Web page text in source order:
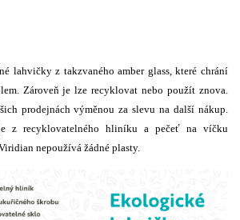
lahvičky z takzvaného amber glass, které chrání
Zároveň je lze recyklovat nebo použít znova.
prodejnách výměnou za slevu na další nákup.
z recyklovatelného hliníku a pečeť na víčku
nepoužívá žádné plasty.